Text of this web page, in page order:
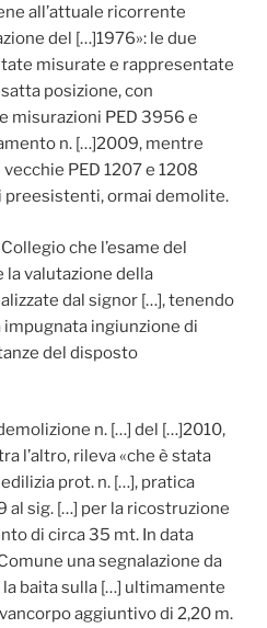
all’attuale ricorrente
del […]1976»: le due
misurate e rappresentate
posizione, con
misurazioni PED 3956 e
n. […]2009, mentre
PED 1207 e 1208
ormai demolite.
che l’esame del
valutazione della
dal signor […], tenendo
ingiunzione di
del disposto
n. […] del […]2010,
l’altro, rileva «che è stata
prot. n. […], pratica
al sig. […] per la ricostruzione
di circa 35 mt. In data
una segnalazione da
baita sulla […] ultimamente
aggiuntivo di 2,20 m.